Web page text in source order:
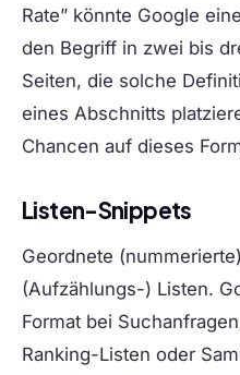
Rate” könnte Google
den Begriff in zwei bis
Seiten, die solche
eines Abschnitts
Chancen auf dieses
Listen-Snippets
Geordnete
(Aufzählungs-) Listen.
Format bei
Ranking-Listen oder